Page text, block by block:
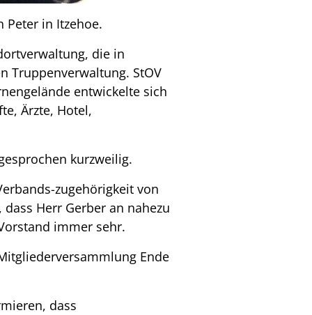
Peter in Itzehoe.
die in
Truppenverwaltung. StOV
entwickelte sich
Ärzte, Hotel,
kurzweilig.
zugehörigkeit von
Herr Gerber an nahezu
immer sehr.
Ende
dass